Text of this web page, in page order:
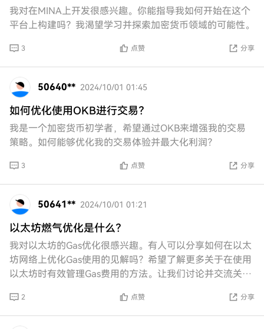
我对在MINA上开发很感兴趣。你能指导我如何开始在这个
平台上构建吗？我渴望学习并探索加密货币领域的可能性。
3 点赞 分享
50640** 2024/10/01 01:45
如何优化使用OKB进行交易？
我是一个加密货币初学者，希望通过OKB来增强我的交易
策略。如何能够优化我的交易体验并最大化利润？
3 点赞 分享
50641** 2024/10/01 01:21
以太坊燃气优化是什么？
我对以太坊的Gas优化很感兴趣。有人可以分享如何在以太
坊网络上优化Gas使用的见解吗？希望了解更多关于在使用
以太坊时有效管理Gas费用的方法。让我们讨论并交流关于
2 点赞 分享